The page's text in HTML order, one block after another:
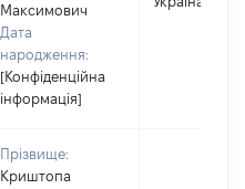
Максимович
Дата
народження:
[Конфіденційна
інформація]
Прізвище:
Криштопа